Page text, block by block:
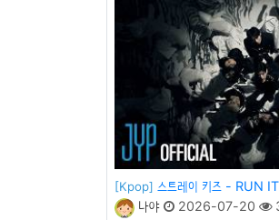
[Kpop] 스트레이 키즈 - RUN IT
나야
2026-07-20